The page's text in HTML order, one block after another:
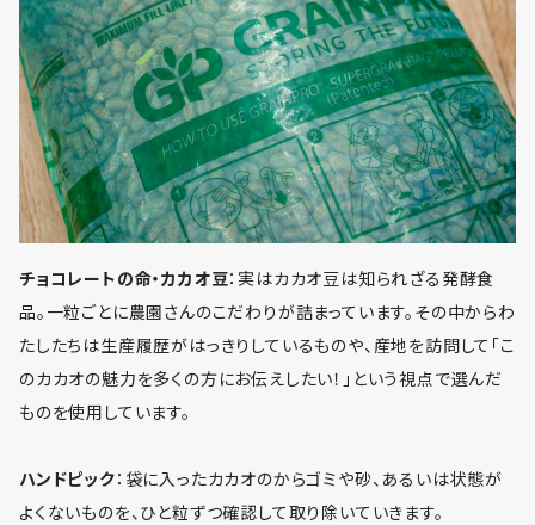
チョコレートの命・カカオ豆：実はカカオ豆は知られざる発酵食
品。一粒ごとに農園さんのこだわりが詰まっています。その中からわ
たしたちは生産履歴がはっきりしているものや、産地を訪問して「こ
のカカオの魅力を多くの方にお伝えしたい！」という視点で選んだ
ものを使用しています。
ハンドピック：袋に入ったカカオのからゴミや砂、あるいは状態が
よくないものを、ひと粒ずつ確認して取り除いていきます。